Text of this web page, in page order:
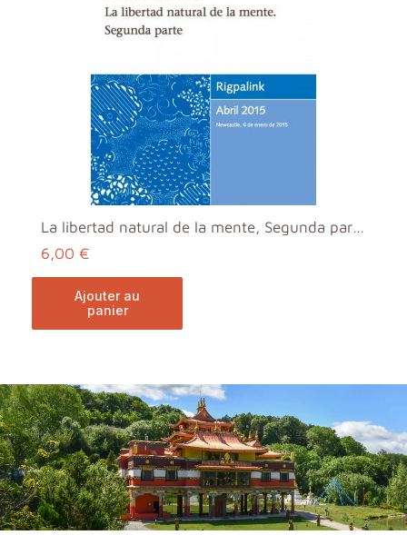
La libertad natural de la mente, Segunda parte MP3
6,00 €
ajouter au
panier